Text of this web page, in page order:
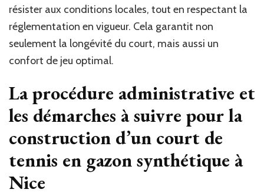
résister aux conditions locales, tout en respectant la
réglementation en vigueur. Cela garantit non
seulement la longévité du court, mais aussi un
confort de jeu optimal.
La procédure administrative et
les démarches à suivre pour la
construction d’un court de
tennis en gazon synthétique à
Nice